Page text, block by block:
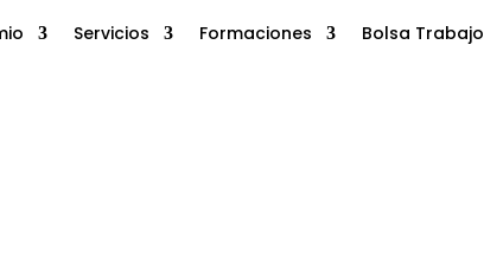
Servicios Formaciones Bolsa Trabajo